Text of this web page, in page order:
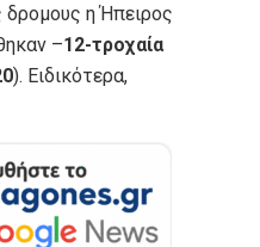
δρομους η Ήπειρος
–12-τροχαία
). Ειδικότερα,